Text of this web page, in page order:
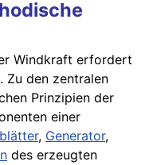
Windkraft erfordert
Zu den zentralen
Prinzipien der
einer
, Generator,
des erzeugten